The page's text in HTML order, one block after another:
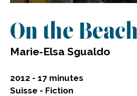
On the Beach
Marie-Elsa Sgualdo
2012 - 17 minutes
Suisse - Fiction